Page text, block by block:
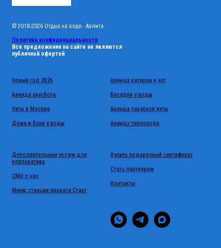
© 2018-2026 Отдых на воде - Аэлита
Политика конфиденциальности
Все предложения на сайте не являются
публичной офертой
Новый год 2026
Аренда хаусбота
Яхты в Москве
Дома и бани у воды
Аренда катеров и яхт
Беседки у воды
Аренда парусной яхты
Аренда теплохода
Дополнительные услуги для
корпоратива
СМИ о нас
Меню станции проката Старт
Купить подарочный сертификат
Стать партнером
Контакты